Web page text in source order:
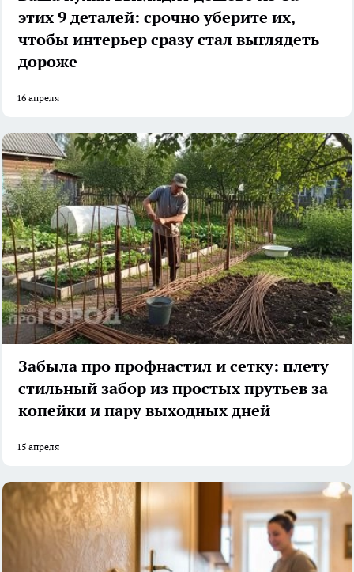
этих 9 деталей: срочно уберите их,
чтобы интерьер сразу стал выглядеть
дороже
16 апреля
Забыла про профнастил и сетку: плету
стильный забор из простых прутьев за
копейки и пару выходных дней
15 апреля